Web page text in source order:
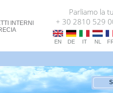
INTERNI
Parliamo la
+ 30 2810 529
EN DE IT NL